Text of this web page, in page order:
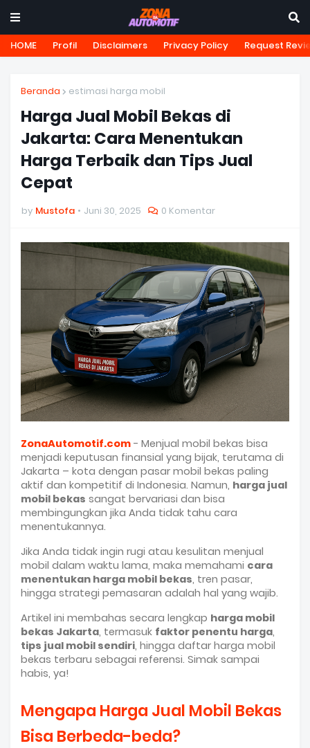
HOME Profil Disclaimers Privacy Policy Request
Beranda estimasi harga mobil
Harga Jual Mobil Bekas di
Jakarta: Cara Menentukan
Harga Terbaik dan Tips Jual
Cepat
by Mustofa Juni 30, 2025 0 Komentar
ZonaAutomotif.com - Menjual mobil bekas bisa
menjadi keputusan finansial yang bijak, terutama di
Jakarta – kota dengan pasar mobil bekas paling
aktif dan kompetitif di Indonesia. Namun, harga jual
mobil bekas sangat bervariasi dan bisa
membingungkan jika Anda tidak tahu cara
menentukannya.
Jika Anda tidak ingin rugi atau kesulitan menjual
mobil dalam waktu lama, maka memahami cara
menentukan harga mobil bekas, tren pasar,
hingga strategi pemasaran adalah hal yang wajib.
Artikel ini membahas secara lengkap harga mobil
bekas Jakarta, termasuk faktor penentu harga,
tips jual mobil sendiri, hingga daftar harga mobil
bekas terbaru sebagai referensi. Simak sampai
habis, ya!
Mengapa Harga Jual Mobil Bekas
Bisa Berbeda-beda?